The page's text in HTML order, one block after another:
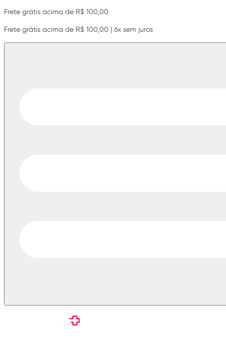
Frete grátis acima de R$ 100,00
Frete grátis acima de R$ 100,00 | 6x sem juros